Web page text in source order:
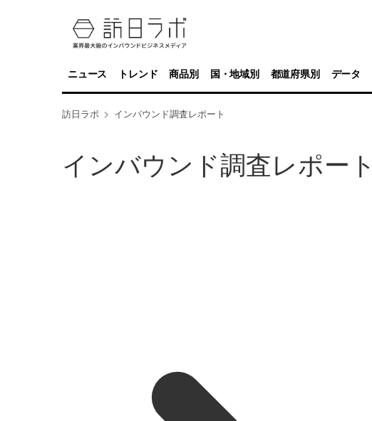
ニュース トレンド 商品別 国・地域別 都道府県別 データ
訪日ラボ インバウンド調査レポート
インバウンド調査レポート